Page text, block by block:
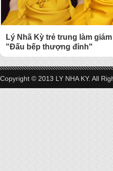
Lý Nhã Kỳ trẻ trung làm
"Đấu bếp thượng đỉnh"
Copyright © 2013 LY NHA KY. All